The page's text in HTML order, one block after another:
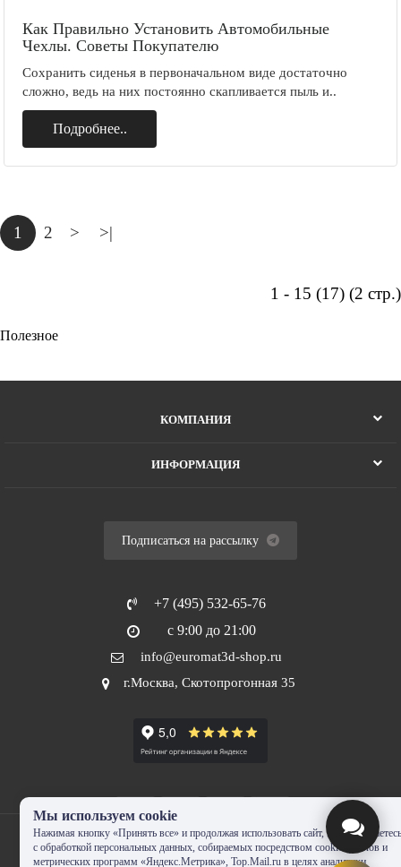
Как Правильно Установить Автомобильные
Чехлы. Советы Покупателю
Сохранить сиденья в первоначальном виде достаточно
сложно, ведь на них постоянно скапливается пыль и..
Подробнее..
1 2 > >|
1 - 15 (17) (2 стр.)
Полезное
КОМПАНИЯ
ИНФОРМАЦИЯ
Подписаться на рассылку
+7 (495) 532-65-76
с 9:00 до 21:00
info@euromat3d-shop.ru
г.Москва, Скотопрогонная 35
Мы используем cookie
Нажимая кнопку «Принять все» и продолжая использовать сайт, Вы
с обработкой персональных данных, собираемых посредством cookie-файлов и
метрических программ «Яндекс.Метрика», Top.Mail.ru в целях аналитики